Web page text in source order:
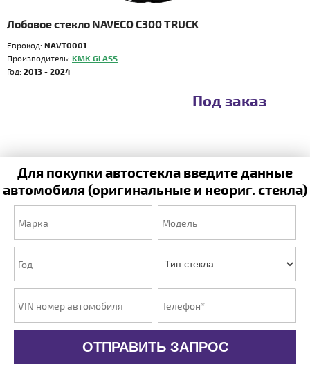
Лобовое стекло NAVECO C300 TRUCK
Еврокод: NAVT0001
Производитель: KMK GLASS
Год: 2013 - 2024
Под заказ
Для покупки автостекла введите данные
автомобиля (оригинальные и неориг. стекла)
ОТПРАВИТЬ ЗАПРОС